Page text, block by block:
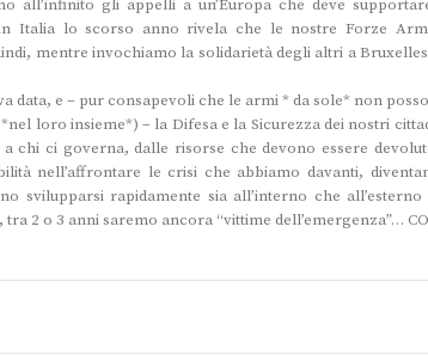
all’infinito gli appelli a un’Europa che deve
Italia lo scorso anno rivela che le nostre Forze
mentre invochiamo la solidarietà degli altri a
data, e – pur consapevoli che le armi * da sole* non
loro insieme*) – la Difesa e la Sicurezza dei nostri
chi ci governa, dalle risorse che devono essere
nell’affrontare le crisi che abbiamo davanti,
svilupparsi rapidamente sia all’interno che all’esterno
2 o 3 anni saremo ancora “vittime dell’emergenza”…